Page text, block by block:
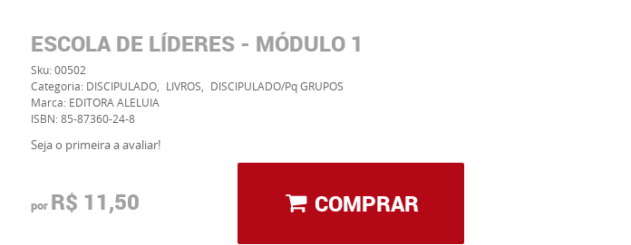
ESCOLA DE LÍDERES - MÓDULO 1
Sku:00502
Categoria: DISCIPULADO LIVROS
DISCIPULADO/Pq GRUPOS
Marca: EDITORA ALELUIA
ISBN:85-87360-24-8
Seja o primeira a avaliar!
por R$ 11,50 COMPRAR